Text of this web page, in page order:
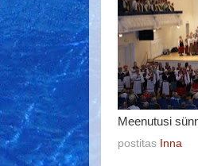
Meenutusi
postitas Inna